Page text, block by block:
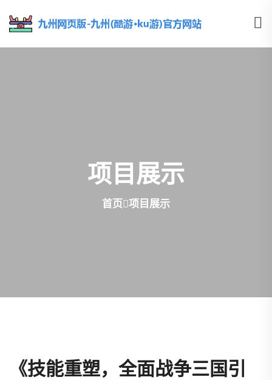
项目展示
首页 项目展示
《技能重塑，全面战争三国引